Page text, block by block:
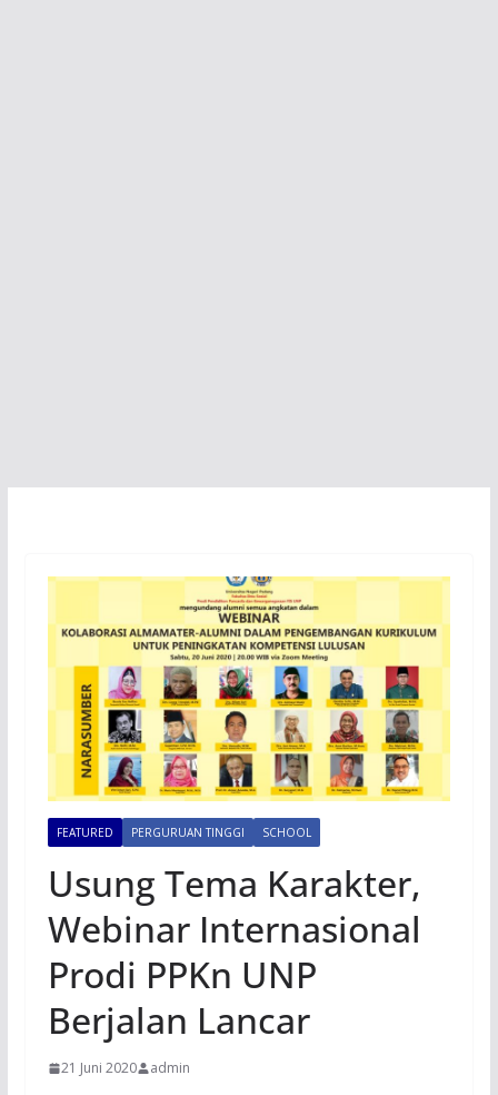
FEATURED PERGURUAN TINGGI SCHOOL
Usung Tema Karakter,
Webinar Internasional
Prodi PPKn UNP
Berjalan Lancar
21 Juni 2020 admin